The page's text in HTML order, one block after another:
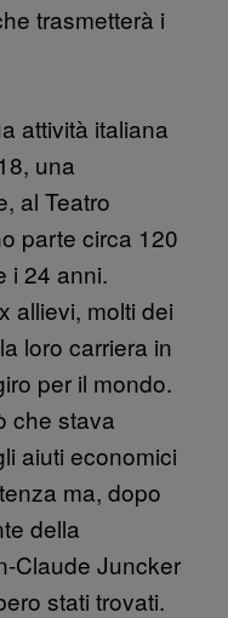
trasmetterà i
attività italiana
una
al Teatro
parte circa 120
i 24 anni.
allievi, molti dei
loro carriera in
per il mondo.
che stava
aiuti economici
ma, dopo
della
Claude Juncker
stati trovati.